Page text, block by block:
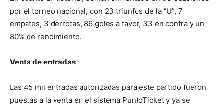
por el torneo nacional, con 23 triunfos de la “U”, 7
empates, 3 derrotas, 86 goles a favor, 33 en contra y un
80% de rendimiento.
Venta de entradas
Las 45 mil entradas autorizadas para este partido fueron
puestas a la venta en el sistema PuntoTicket y ya se